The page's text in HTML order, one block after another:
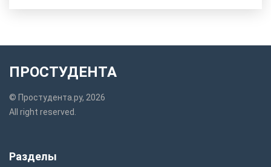
ПРОСТУДЕНТА
© Простудента.ру, 2026
All right reserved.
Разделы